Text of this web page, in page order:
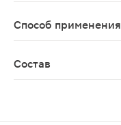
Способ применения
Состав